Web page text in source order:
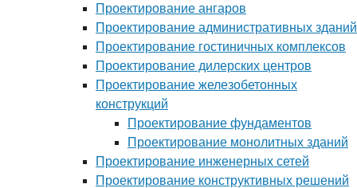
Проектирование ангаров
Проектирование административных зданий
Проектирование гостиничных комплексов
Проектирование дилерских центров
Проектирование железобетонных
конструкций
Проектирование фундаментов
Проектирование монолитных зданий
Проектирование инженерных сетей
Проектирование конструктивных решений